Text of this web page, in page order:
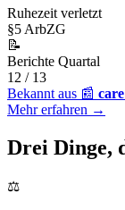
Ruhezeit verletzt
§5 ArbZG
📝
Berichte Quartal
12 / 13
Bekannt aus 📰
Mehr erfahren →
Drei Dinge,
⚖️